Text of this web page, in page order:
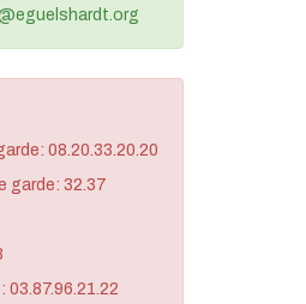
08.20.33.20.20
garde: 32.37
03.87.96.21.22